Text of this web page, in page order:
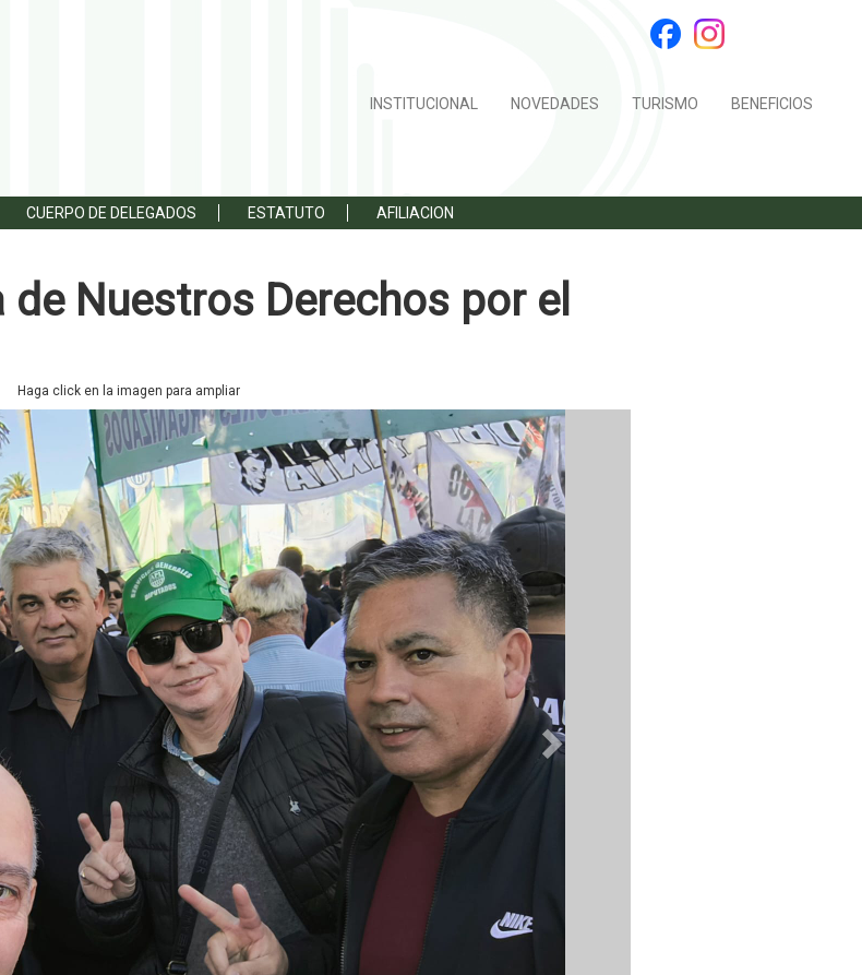
INSTITUCIONAL NOVEDADES TURISMO BENEFICIOS
CUERPO DE DELEGADOS ESTATUTO AFILIACION
de Nuestros Derechos por el
Haga click en la imagen para ampliar
Next